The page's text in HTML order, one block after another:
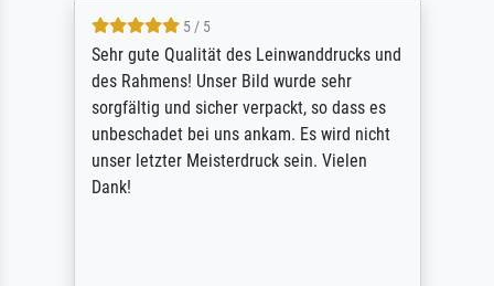
5 / 5
Sehr gute Qualität des Leinwanddrucks und
des Rahmens! Unser Bild wurde sehr
sorgfältig und sicher verpackt, so dass es
unbeschadet bei uns ankam. Es wird nicht
unser letzter Meisterdruck sein. Vielen
Dank!